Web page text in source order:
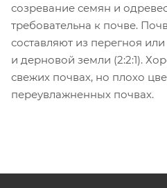
созревание семян и
требовательна к почве.
составляют из перегноя
и дерновой земли (2:2:1).
свежих почвах, но плохо
переувлажненных почвах.